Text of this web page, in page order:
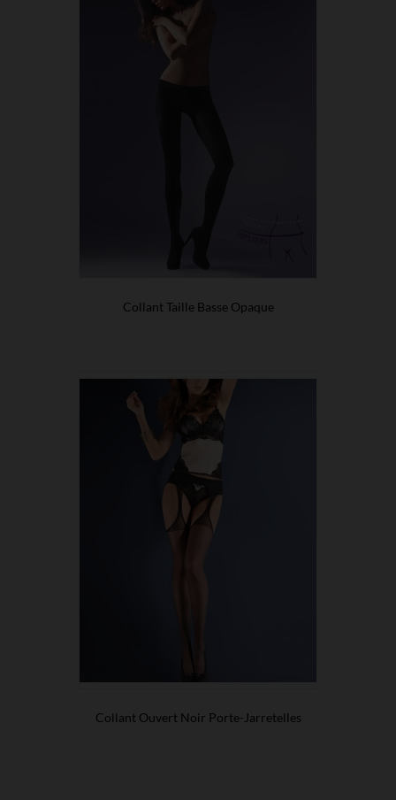
Collant Taille Basse Opaque
Collant Ouvert Noir Porte-Jarretelles